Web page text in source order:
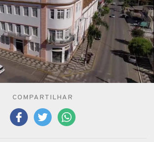
COMPARTILHAR